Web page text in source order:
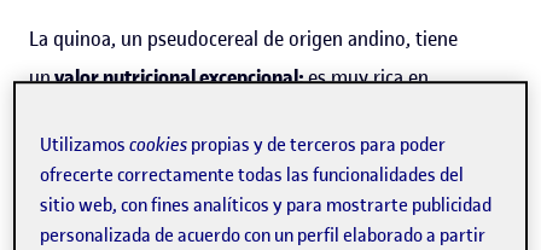
La quinoa, un pseudocereal de origen andino, tiene
unvalor nutricional excepcional:es muy rica en
en minerales como el calcio, el hierro o el magnesio.
Asimismo, es una buena fuente de carbohidratos
complejos y de fibra, y contiene una elevada
Utilizamoscookies propias y de terceros para poder
ofrecerte correctamente todas las funcionalidades del
sitio web, con fines analíticos y para mostrarte publicidad
personalizada de acuerdo con un perfil elaborado a partir